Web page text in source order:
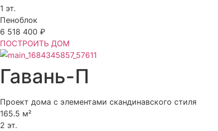
1 эт.
Пеноблок
6 518 400 ₽
ПОСТРОИТЬ ДОМ
Гавань-П
Проект дома с элементами скандинавского стиля
165.5 м²
2 эт.